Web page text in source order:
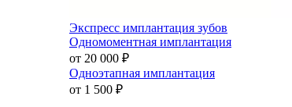
Экспресс имплантация зубов
Одномоментная имплантация
от 20 000 ₽
Одноэтапная имплантация
от 1 500 ₽